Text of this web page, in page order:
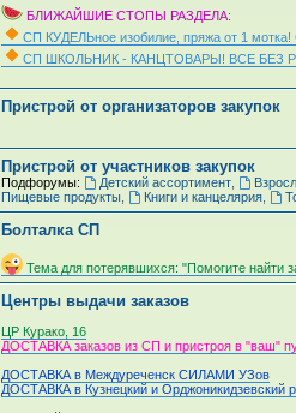
БЛИЖАЙШИЕ СТОПЫ РАЗДЕЛА:
СП КУДЕЛЬное изобилие, пряжа от 1
СП ШКОЛЬНИК - КАНЦТОВАРЫ! ВСЕ БЕЗ
Пристрой от организаторов закупок
Пристрой от участников закупок
Подфорумы: Детский ассортимент,
Пищевые продукты
Книги и канцелярия,
Болталка СП
Тема для потерявшихся: "Помогите найти
Центры выдачи заказов
ЦР Курако, 16
ДОСТАВКА заказов из СП и пристроя в "ваш"
ДОСТАВКА в Междуреченск СИЛАМИ УЗов
ДОСТАВКА в Кузнецкий и